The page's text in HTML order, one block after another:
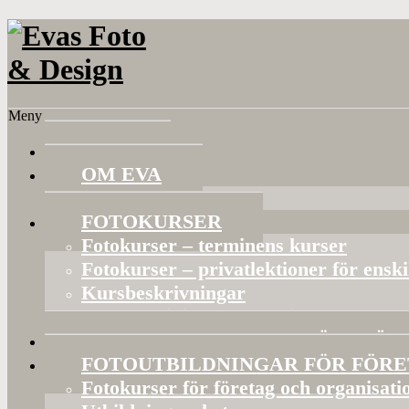
Meny
HEM
OM EVA
Referenser
FOTOKURSER
Fotokurser – terminens kurser
Fotokurser – privatlektioner för
Kursbeskrivningar
Gruppaktiviteter och privata kurser
BILDVISNINGAR OCH
FOTOUTBILDNINGAR FÖR
Fotokurser för företag och